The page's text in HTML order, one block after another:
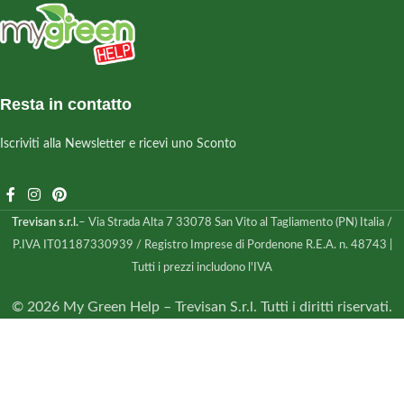
Resta in contatto
Iscriviti alla Newsletter e ricevi uno Sconto
Trevisan s.r.l.– Via Strada Alta 7 33078 San Vito al Tagliamento (PN) Italia /
P.IVA IT01187330939 / Registro Imprese di Pordenone R.E.A. n. 48743 |
Tutti i prezzi includono l'IVA
© 2026 My Green Help – Trevisan S.r.l. Tutti i diritti riservati.